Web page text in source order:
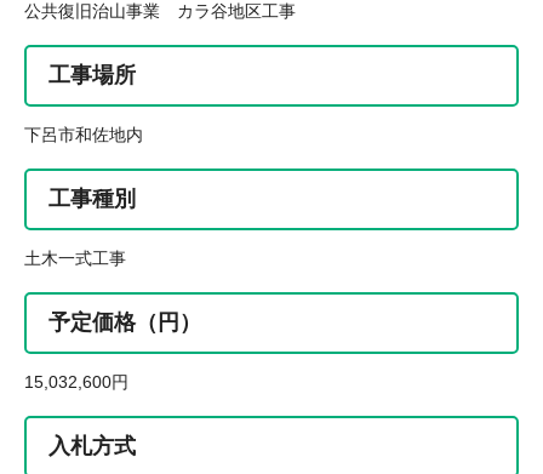
公共復旧治山事業 カラ谷地区工事
工事場所
下呂市和佐地内
工事種別
土木一式工事
予定価格（円）
15,032,600円
入札方式